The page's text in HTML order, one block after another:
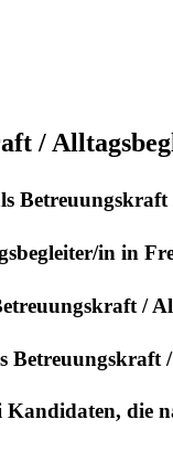
/
Betreuungskraft
in in
/
Betreuungskraft
Kandidaten, die